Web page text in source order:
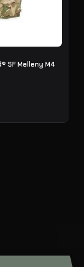
SF Melleny M4